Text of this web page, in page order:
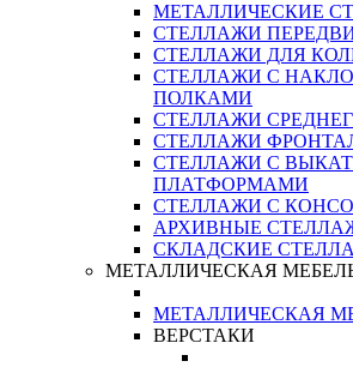
МЕТАЛЛИЧЕСКИЕ
СТЕЛЛАЖИ
СТЕЛЛАЖИ ДЛЯ
СТЕЛЛАЖИ С
ПОЛКАМИ
СТЕЛЛАЖИ
СТЕЛЛАЖИ
СТЕЛЛАЖИ С
ПЛАТФОРМАМИ
СТЕЛЛАЖИ С
АРХИВНЫЕ
СКЛАДСКИЕ
МЕТАЛЛИЧЕСКАЯ
МЕТАЛЛИЧЕСКАЯ
ВЕРСТАКИ